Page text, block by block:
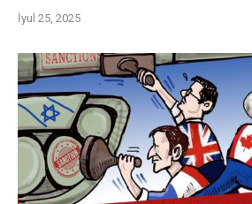
İyul 25, 2025